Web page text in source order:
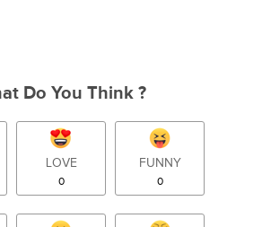
Do You Think ?
LOVE
0
FUNNY
0